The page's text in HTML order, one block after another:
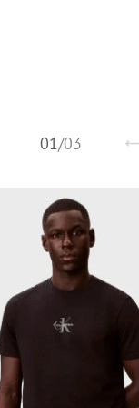
01/03